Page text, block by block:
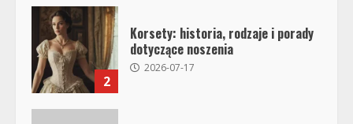
2
Korsety: historia, rodzaje i porady
dotyczące noszenia
2026-07-17